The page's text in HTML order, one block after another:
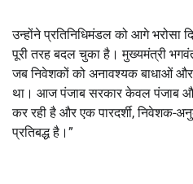
उन्होंने प्रतिनिधिमंडल को आगे भरोसा
पूरी तरह बदल चुका है। मुख्यमंत्री
जब निवेशकों को अनावश्यक बाधाओं और
था। आज पंजाब सरकार केवल पंजाब
कर रही है और एक पारदर्शी, निवेशक-
प्रतिबद्ध है।”